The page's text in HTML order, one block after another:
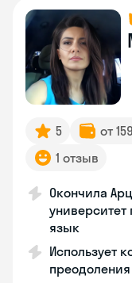
5 от
1 отзыв
Окончила
университет
язык
Использует